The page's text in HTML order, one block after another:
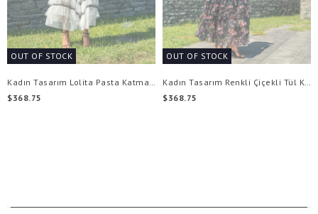
OUT OF STOCK
$368.75
OUT OF STOCK
$368.75